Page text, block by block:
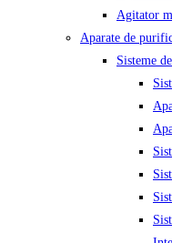
Agitator
Aparate de
Sisteme